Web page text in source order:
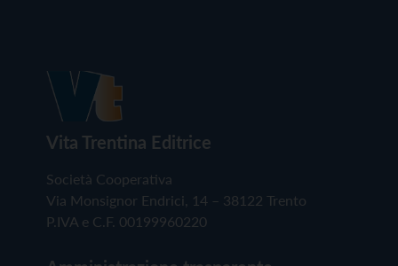
Vita Trentina Editrice
Società Cooperativa
Via Monsignor Endrici, 14 – 38122 Trento
P.IVA e C.F. 00199960220